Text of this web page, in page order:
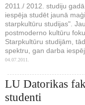
2011./ 2012. studiju
iespēja studēt jaunā
starpkultūru studijas".
postmoderno kultūru
Starpkultūru studijām,
spektru, gan darba
04.07.2011.
LU Datorikas
studenti